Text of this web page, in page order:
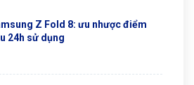
Z Fold 8: ưu nhược điểm
24h sử dụng